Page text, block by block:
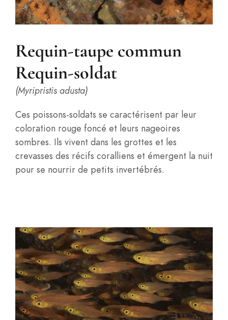
Requin-taupe commun
Requin-soldat
(Myripristis adusta)
Ces poissons-soldats se caractérisent par leur
coloration rouge foncé et leurs nageoires
sombres. Ils vivent dans les grottes et les
crevasses des récifs coralliens et émergent la nuit
pour se nourrir de petits invertébrés.